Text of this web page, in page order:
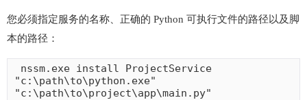
您必须指定服务的名称、正确的 Python 可执行文件的路径以及脚
本的路径：
"c:\path\to\python.exe"
"c:\path\to\project\app\main.py"